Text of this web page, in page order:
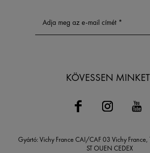
KÖVESSEN
Gyártó: Vichy France CAI/CAF 03 Vichy
ST OUEN CEDEX